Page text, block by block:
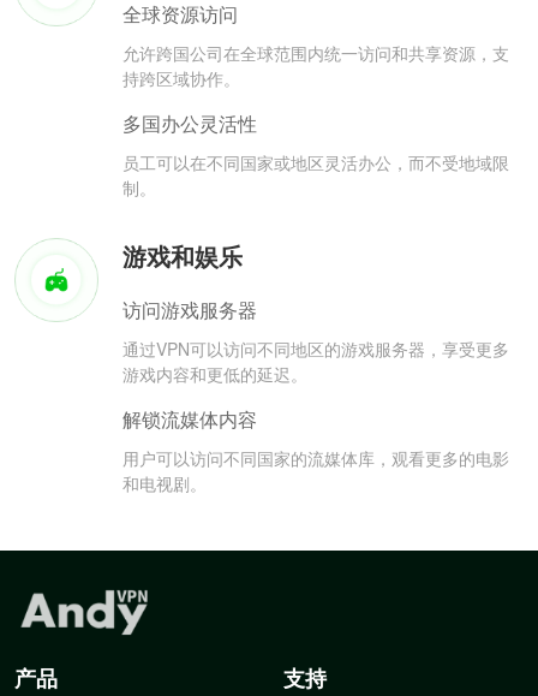
全球资源访问
允许跨国公司在全球范围内统一访问和共享资源，支
持跨区域协作。
多国办公灵活性
员工可以在不同国家或地区灵活办公，而不受地域限
制。
游戏和娱乐
访问游戏服务器
通过VPN可以访问不同地区的游戏服务器，享受更多
游戏内容和更低的延迟。
解锁流媒体内容
用户可以访问不同国家的流媒体库，观看更多的电影
和电视剧。
产品 支持